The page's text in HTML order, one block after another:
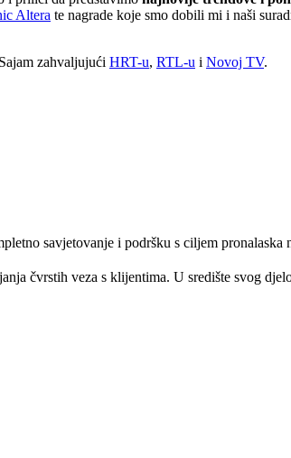
Altera te nagrade koje smo dobili mi i naši
zahvaljujući HRT-u, RTL-u i Novoj TV.
savjetovanje i podršku s ciljem pronalaska
čvrstih veza s klijentima. U središte svog